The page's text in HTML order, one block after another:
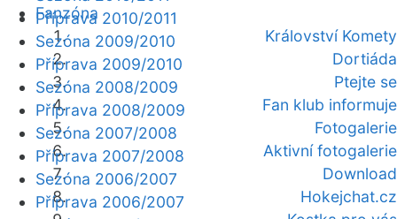
Fanzóna
Království Komety
Dortiáda
Ptejte se
Fan klub informuje
Fotogalerie
Aktivní fotogalerie
Download
Hokejchat.cz
Příprava 2010/2011
Sezóna 2009/2010
Příprava 2009/2010
Sezóna 2008/2009
Příprava 2008/2009
Sezóna 2007/2008
Příprava 2007/2008
Sezóna 2006/2007
Příprava 2006/2007